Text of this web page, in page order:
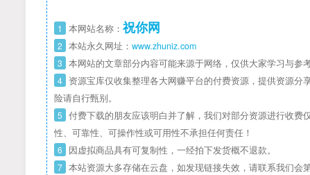
1 本网站名称： 祝你网
2 本站永久网址： www.zhuniz.com
3 本网站的文章部分内容可能来源于网络，仅供大家学习与参
4 资源宝库仅收集整理各大网赚平台的付费资源，提供资源
险请自行甄别。
5 付费下载的朋友应该明白并了解，我们对部分资源进行收
性、可靠性、可操作性或可用性不承担任何责任！
6 因虚拟商品具有可复制性，一经拍下发货概不退款。
7 本站资源大多存储在云盘，如发现链接失效，请联系我们会